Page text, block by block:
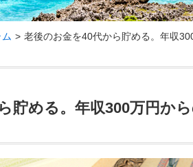
ム > 老後のお金を40代から貯める。年収
貯める。年収300万円か